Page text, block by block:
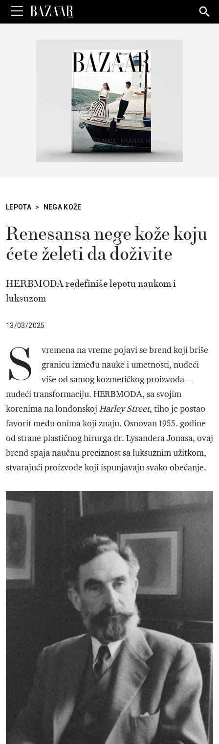
for:
LEPOTA > NEGA KOŽE
Renesansa nege kože koju
ćete želeti da doživite
HERBMODA redefiniše lepotu naukom i
luksuzom
13/03/2025
S
vremena na vreme pojavi se brend koji briše
granicu između nauke i umetnosti, nudeći
više od samog kozmetičkog proizvoda—
nudeći transformaciju. HERBMODA, sa svojim
korenima na londonskoj Harley Street, tiho je postao
favorit među onima koji znaju. Osnovan 1955. godine
od strane plastičnog hirurga dr. Lysandera Jonasa, ovaj
brend spaja naučnu preciznost sa luksuznim užitkom,
stvarajući proizvode koji ispunjavaju svako obećanje.